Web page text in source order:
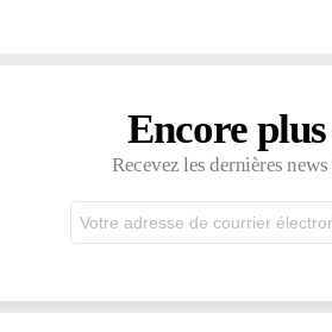
NEWSLETTEREncore plus
Recevez les dernières
de
courrier